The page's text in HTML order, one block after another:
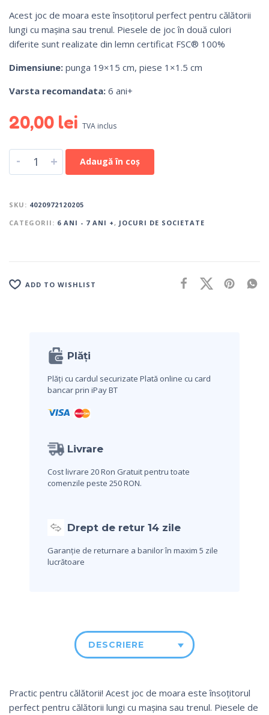
Acest joc de moara este însoțitorul perfect pentru călătorii
lungi cu mașina sau trenul. Piesele de joc în două culori
diferite sunt realizate din lemn certificat FSC® 100%
Dimensiune: punga 19×15 cm, piese 1×1.5 cm
Varsta recomandata: 6 ani+
20,00 lei TVA inclus
- + Adaugă în coș
SKU: 4020972120205
CATEGORII: 6 ANI - 7 ANI +, JOCURI DE SOCIETATE
ADD TO WISHLIST
Plăți
Plăți cu cardul securizate Plată online cu card
bancar prin iPay BT
Livrare
Cost livrare 20 Ron Gratuit pentru toate
comenzile peste 250 RON.
Drept de retur 14 zile
Garanție de returnare a banilor în maxim 5 zile
lucrătoare
DESCRIERE
Practic pentru călătorii! Acest joc de moara este însoțitorul
perfect pentru călătorii lungi cu mașina sau trenul. Piesele de